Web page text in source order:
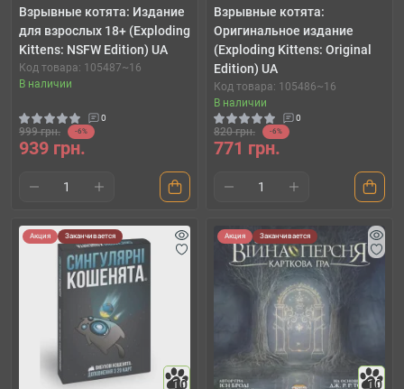
Взрывные котята: Издание
для взрослых 18+ (Exploding
Kittens: NSFW Edition) UA
Код товара: 105487~16
В наличии
0
999 грн. -6%
939 грн.
Взрывные котята:
Оригинальное издание
(Exploding Kittens: Original
Edition) UA
Код товара: 105486~16
В наличии
0
820 грн. -6%
771 грн.
Акция Заканчивается
10
Акция Заканчивается
10